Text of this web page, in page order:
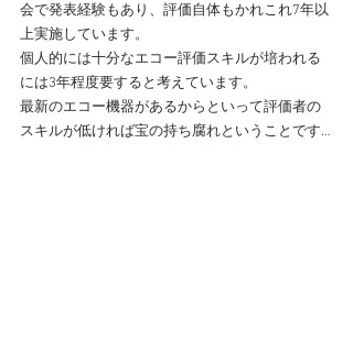
会で発表経験もあり、評価自体もかれこれ7年以
上実施しています。
個人的には十分なエコー評価スキルが培われる
には3年程度要すると考えています。
最新のエコー機器があるからといって評価者の
スキルが低ければ宝の持ち腐れということです…